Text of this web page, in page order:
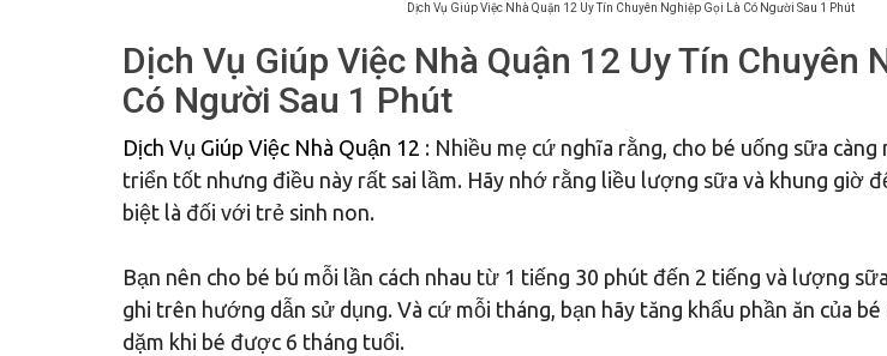
Dịch Vụ Giúp Việc Nhà Quận 12 Uy Tín Chuyên Nghiệp Gọi Là Có Người Sau 1 Phút
Dịch Vụ Giúp Việc Nhà Quận 12 Uy Tín Chuyên
Có Người Sau 1 Phút
Dịch Vụ Giúp Việc Nhà Quận 12 : Nhiều mẹ cứ nghĩa rằng, cho bé uống sữa
triển tốt nhưng điều này rất sai lầm. Hãy nhớ rằng liều lượng sữa và khung giờ
biệt là đối với trẻ sinh non.
Bạn nên cho bé bú mỗi lần cách nhau từ 1 tiếng 30 phút đến 2 tiếng và lượng
ghi trên hướng dẫn sử dụng. Và cứ mỗi tháng, bạn hãy tăng khẩu phần ăn của
dặm khi bé được 6 tháng tuổi.